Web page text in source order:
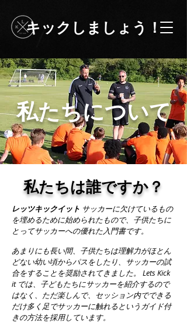
キックしましょう！
私たちについて
私たちは誰ですか？
レッツキックイット サッカーに欠けているもの
を埋めるために始められたもので、子供たちに
とってサッカーへの優れた入門書です。
あまりにも長い間、子供たちは理解力がほとん
どない幼い頃からパスをしたり、サッカーの試
合をすることを奨励されてきました。 Lets Kick
it では、子どもたちにサッカーを紹介するので
はなく、ただ楽しんで、セッション内でできる
だけ多く足でサッカーに触れるというガイド付
きの方法を採用しています。